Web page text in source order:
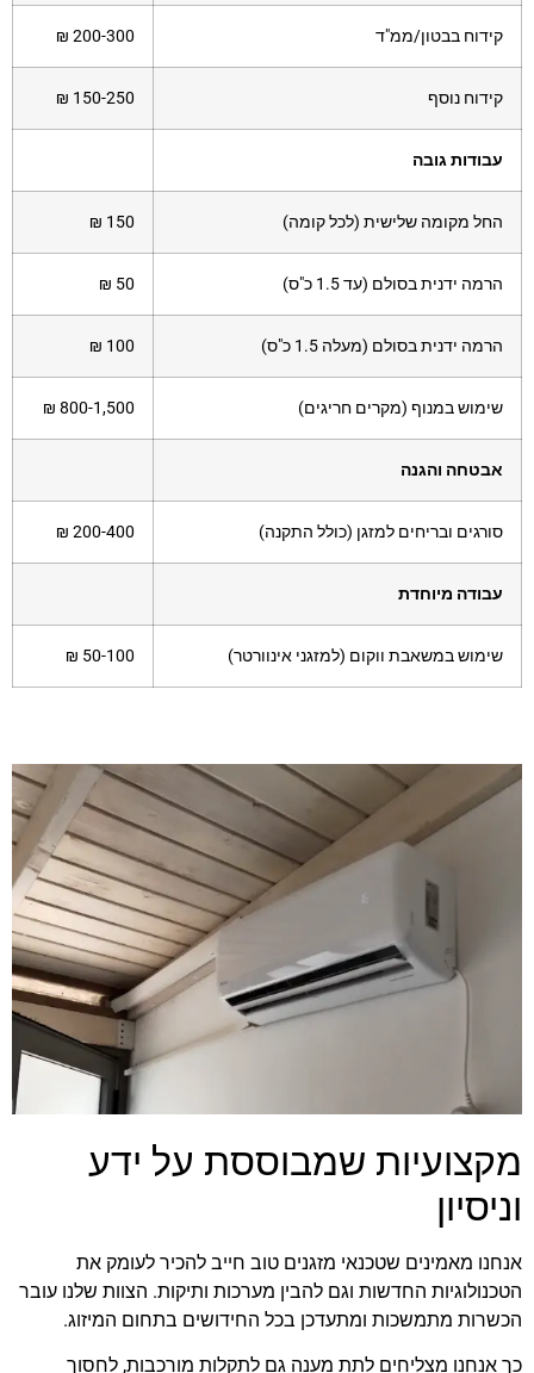
קידוח בבטון/ממ"ד 200-300 ₪
קידוח נוסף 150-250 ₪
עבודות גובה
החל מקומה שלישית (לכל קומה) 150 ₪
הרמה ידנית בסולם (עד 1.5 כ"ס) 50 ₪
הרמה ידנית בסולם (מעלה 1.5 כ"ס) 100 ₪
שימוש במנוף (מקרים חריגים) 800-1,500 ₪
אבטחה והגנה
סורגים ובריחים למזגן (כולל התקנה) 200-400 ₪
עבודה מיוחדת
שימוש במשאבת ווקום (למזגני אינוורטר) 50-100 ₪
מקצועיות שמבוססת על ידע
וניסיון
אנחנו מאמינים שטכנאי מזגנים טוב חייב להכיר לעומק את
הטכנולוגיות החדשות וגם להבין מערכות ותיקות. הצוות שלנו עובר
הכשרות מתמשכות ומתעדכן בכל החידושים בתחום המיזוג.
כך אנחנו מצליחים לתת מענה גם לתקלות מורכבות, לחסוך